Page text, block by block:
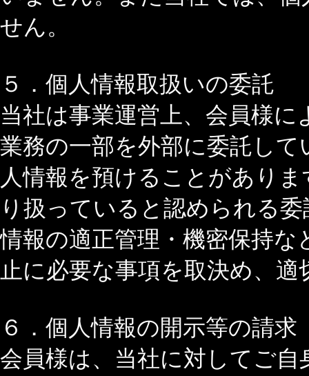
せん。
５．個人情報取扱いの委託
当社は事業運営上、会員様
業務の一部を外部に委託し
人情報を預けることがあり
り扱っていると認められる
情報の適正管理・機密保持
止に必要な事項を取決め、
６．個人情報の開示等の請求
会員様は、当社に対してご